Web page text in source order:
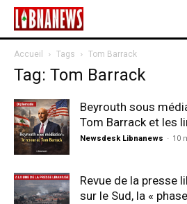
Accueil Tags Tom Barrack
Tag: Tom Barrack
Beyrouth sous
Tom Barrack et les
Newsdesk Libnanews - 10
Revue de la presse
sur le Sud, la «